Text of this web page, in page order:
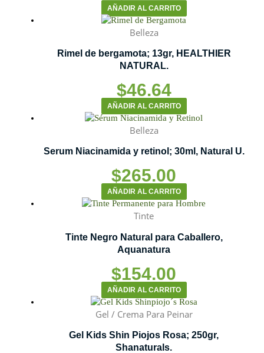
AÑADIR AL CARRITO
Belleza
Rimel de bergamota; 13gr, HEALTHIER
NATURAL.
$46.64
AÑADIR AL CARRITO
Belleza
Serum Niacinamida y retinol; 30ml, Natural U.
$265.00
AÑADIR AL CARRITO
Tinte
Tinte Negro Natural para Caballero,
Aquanatura
$154.00
AÑADIR AL CARRITO
Gel / Crema Para Peinar
Gel Kids Shin Piojos Rosa; 250gr,
Shanaturals.